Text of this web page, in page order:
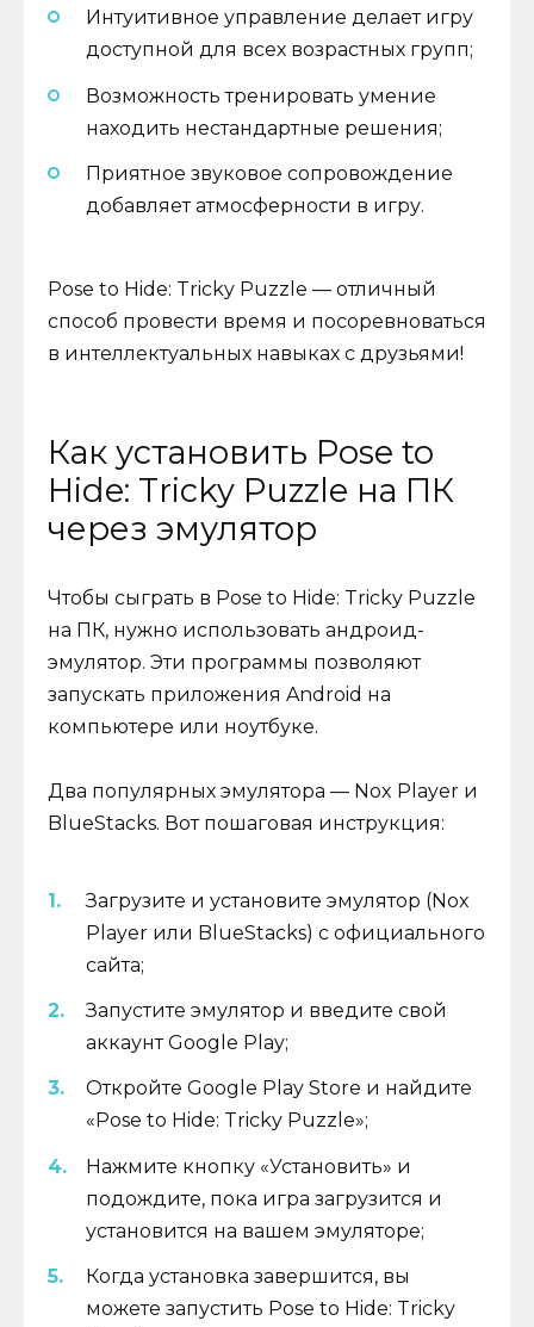
Интуитивное управление делает игру
доступной для всех возрастных групп;
Возможность тренировать умение
находить нестандартные решения;
Приятное звуковое сопровождение
добавляет атмосферности в игру.
Pose to Hide: Tricky Puzzle — отличный
способ провести время и посоревноваться
в интеллектуальных навыках с друзьями!
Как установить Pose to
Hide: Tricky Puzzle на ПК
через эмулятор
Чтобы сыграть в Pose to Hide: Tricky Puzzle
на ПК, нужно использовать андроид-
эмулятор. Эти программы позволяют
запускать приложения Android на
компьютере или ноутбуке.
Два популярных эмулятора — Nox Player и
BlueStacks. Вот пошаговая инструкция:
Загрузите и установите эмулятор (Nox
Player или BlueStacks) с официального
сайта;
Запустите эмулятор и введите свой
аккаунт Google Play;
Откройте Google Play Store и найдите
«Pose to Hide: Tricky Puzzle»;
Нажмите кнопку «Установить» и
подождите, пока игра загрузится и
установится на вашем эмуляторе;
Когда установка завершится, вы
можете запустить Pose to Hide: Tricky